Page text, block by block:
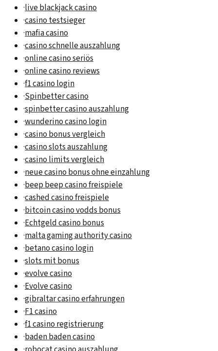
·live blackjack casino
·casino testsieger
·mafia casino
·casino schnelle auszahlung
·online casino seriös
·online casino reviews
·f1 casino login
·Spinbetter casino
·spinbetter casino auszahlung
·wunderino casino login
·casino bonus vergleich
·casino slots auszahlung
·casino limits vergleich
·neue casino bonus ohne einzahlung
·beep beep casino freispiele
·cashed casino freispiele
·bitcoin casino vodds bonus
·Echtgeld casino bonus
·malta gaming authority casino
·betano casino login
·slots mit bonus
·evolve casino
·Evolve casino
·gibraltar casino erfahrungen
·F1 casino
·f1 casino registrierung
·baden baden casino